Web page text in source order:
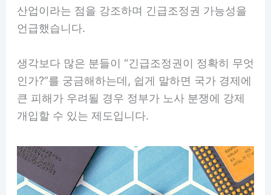
산업이라는 점을 강조하며 긴급조정권 가능성을
언급했습니다.
생각보다 많은 분들이 “긴급조정권이 정확히 무엇
인가?”를 궁금해하는데, 쉽게 말하면 국가 경제에
큰 피해가 우려될 경우 정부가 노사 분쟁에 강제
개입할 수 있는 제도입니다.